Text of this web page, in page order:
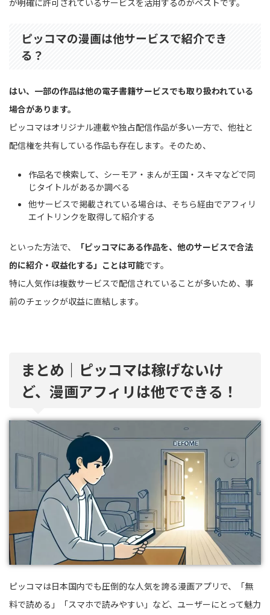
ピッコマの漫画は他サービスで紹介でき
る？
はい、一部の作品は他の電子書籍サービスでも取り扱われている
場合があります。
ピッコマはオリジナル連載や独占配信作品が多い一方で、他社と
配信権を共有している作品も存在します。そのため、
作品名で検索して、シーモア・まんが王国・スキマなどで同
じタイトルがあるか調べる
他サービスで掲載されている場合は、そちら経由でアフィリ
エイトリンクを取得して紹介する
といった方法で、
「ピッコマにある作品を、他のサービスで合法
的に紹介・収益化する」ことは可能です。
特に人気作は複数サービスで配信されていることが多いため、事
前のチェックが収益に直結します。
まとめ｜ピッコマは稼げないけ
ど、漫画アフィリは他でできる！
ピッコマは日本国内でも圧倒的な人気を誇る漫画アプリで、「無
料で読める」「スマホで読みやすい」など、ユーザーにとって魅力